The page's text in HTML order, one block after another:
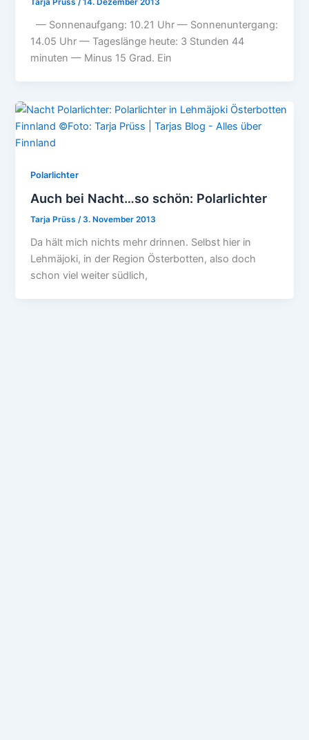
Tarja Prüss/14. Dezember 2013
— Sonnenaufgang: 10.21 Uhr — Sonnenuntergang:
14.05 Uhr — Tageslänge heute: 3 Stunden 44
minuten — Minus 15 Grad. Ein
Polarlichter
Auch bei Nacht…so schön: Polarlichter
Tarja Prüss/3. November 2013
Da hält mich nichts mehr drinnen. Selbst hier in
Lehmäjoki, in der Region Österbotten, also doch
schon viel weiter südlich,